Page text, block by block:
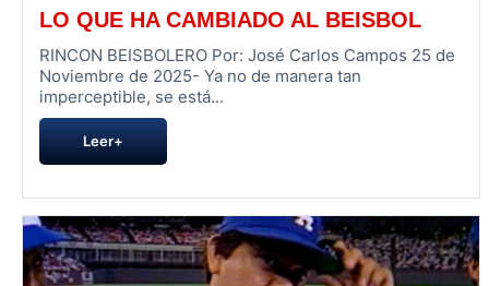
LO QUE HA CAMBIADO AL BEISBOL
RINCON BEISBOLERO Por: José Carlos Campos 25 de
Noviembre de 2025- Ya no de manera tan
imperceptible, se está...
Leer+